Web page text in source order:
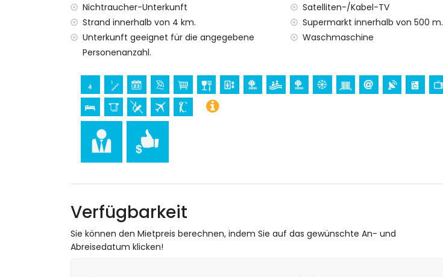
Flughafentransfer
Kinderbett/Wiege (auf Anfrage)
Bar (innerhalb von 500 Metern vom Haus)
Wasserpark (innerhalb von 10 Kilometern vom Haus)
Sport
Golf (Villamartin Golf) (innerhalb von 5 Kilometern vom Apartment)
Reiten (innerhalb von 10 Kilometern vom Apartment)
Nichtraucher-Unterkunft
Satelliten-/Kabel-TV
Strand innerhalb von 4 km.
Supermarkt innerhalb von 500 m.
Unterkunft geeignet für die angegebene
Personenanzahl.
Waschmaschine
Verfügbarkeit
Sie können den Mietpreis berechnen, indem Sie auf das gewünschte An- und
Abreisedatum klicken!